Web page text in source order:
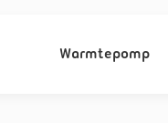
Warmtepomp